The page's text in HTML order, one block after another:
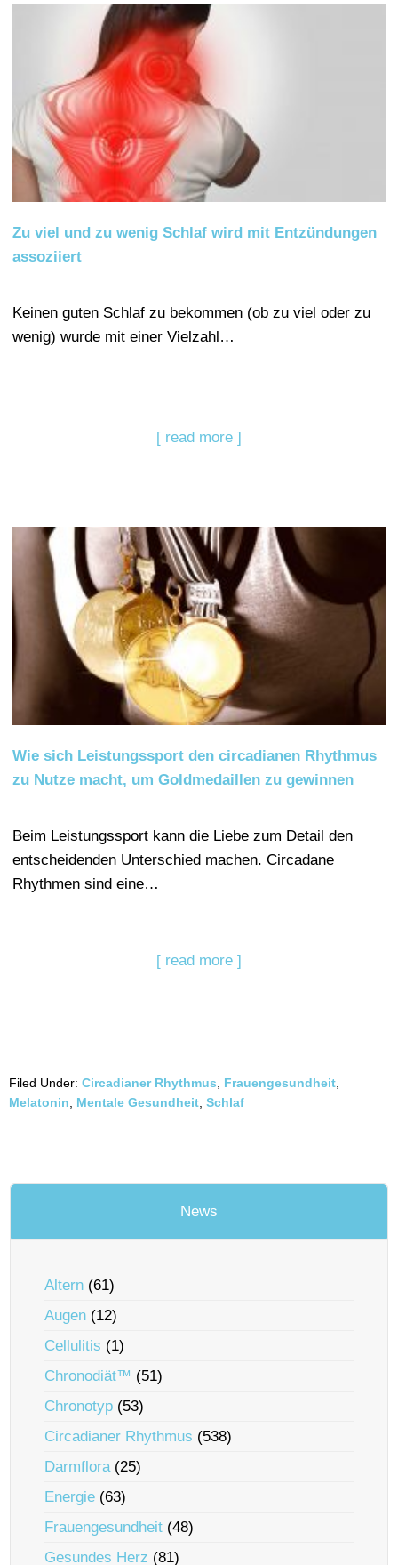
Zu viel und zu wenig Schlaf wird mit Entzündungen
assoziiert
Keinen guten Schlaf zu bekommen (ob zu viel oder zu
wenig) wurde mit einer Vielzahl…
[ read more ]
Wie sich Leistungssport den circadianen Rhythmus
zu Nutze macht, um Goldmedaillen zu gewinnen
Beim Leistungssport kann die Liebe zum Detail den
entscheidenden Unterschied machen. Circadane
Rhythmen sind eine…
[ read more ]
Filed Under: Circadianer Rhythmus Frauengesundheit
Melatonin
Mentale Gesundheit Schlaf
News
Altern (61)
Augen (12)
Cellulitis (1)
Chronodiät™ (51)
Chronotyp (53)
Circadianer Rhythmus (538)
Darmflora(25)
Energie (63)
Frauengesundheit (48)
Gesundes Herz (81)